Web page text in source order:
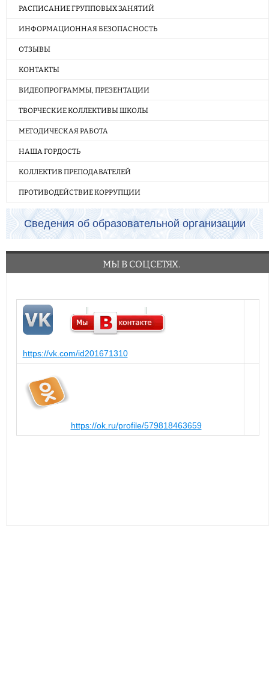
РАСПИСАНИЕ ГРУППОВЫХ ЗАНЯТИЙ
ИНФОРМАЦИОННАЯ БЕЗОПАСНОСТЬ
ОТЗЫВЫ
КОНТАКТЫ
ВИДЕОПРОГРАММЫ, ПРЕЗЕНТАЦИИ
ТВОРЧЕСКИЕ КОЛЛЕКТИВЫ ШКОЛЫ
МЕТОДИЧЕСКАЯ РАБОТА
НАША ГОРДОСТЬ
КОЛЛЕКТИВ ПРЕПОДАВАТЕЛЕЙ
ПРОТИВОДЕЙСТВИЕ КОРРУПЦИИ
Сведения об образовательной организации
МЫ В СОЦСЕТЯХ.
https://vk.com/id201671310
https://ok.ru/profile/579818463659